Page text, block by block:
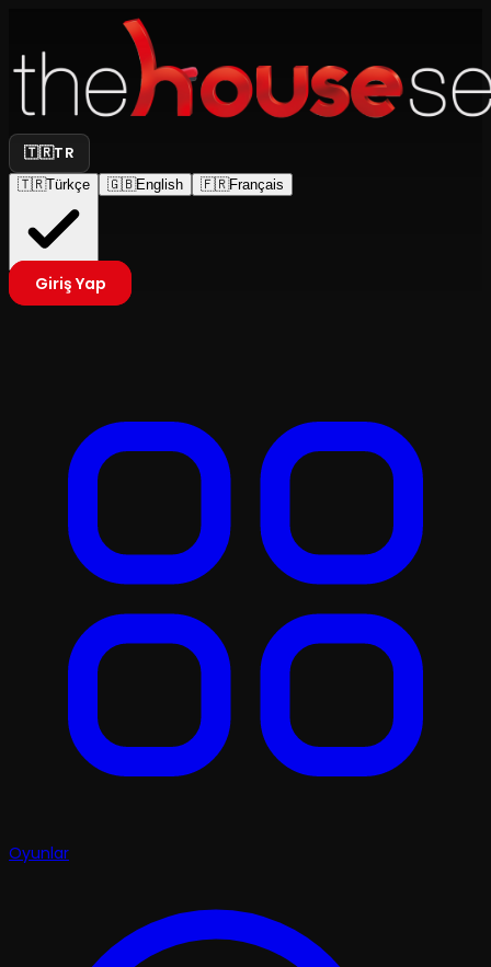
🇹🇷TR
🇹🇷Türkçe 🇬🇧English 🇫🇷Français
Giriş Yap
Oyunlar